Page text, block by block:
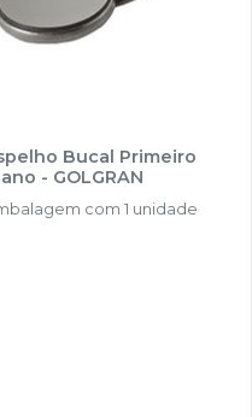
Bucal Primeiro
- GOLGRAN
com 1 unidade